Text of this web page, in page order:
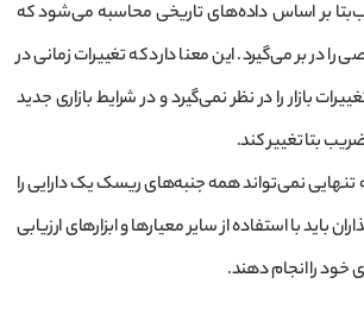
بر اساس داده‌های تاریخی محاسبه می‌شود که
را در بر می‌گیرد. این معنا دارد که تغییرات زمانی در
بازار را در نظر نمی‌گیرد و در شرایط بازاری جدید
بتا تغییر کند.
تنهایی نمی‌تواند همه جنبه‌های ریسک یک دارایی را
باید با استفاده از سایر معیارها و ابزارهای ارزیابی
را انجام دهند.